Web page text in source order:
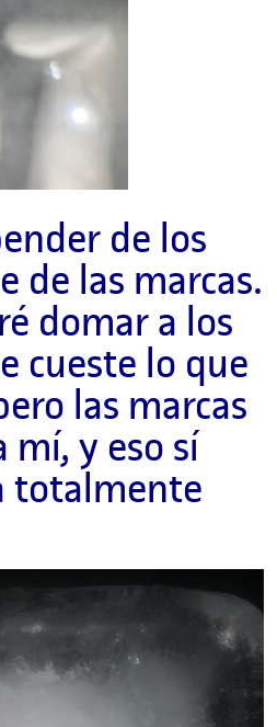
de los
de las marcas.
domar a los
cueste lo que
las marcas
mí, y eso sí
totalmente